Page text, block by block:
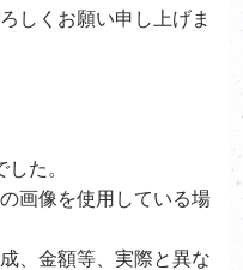
しくお願い申し上げま
た。
画像を使用している場
、金額等、実際と異な